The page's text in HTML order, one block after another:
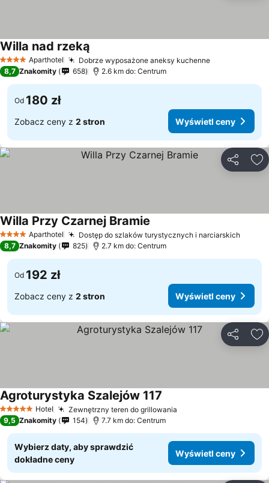
4 KategoriaAparthotel Dobrze wyposażone aneksy kuchenne
Willa nad rzeką
8,7 Znakomity 658 2.6 km do: Centrum
Od 180 zł
Zobacz ceny z 2 stron Wyświetl ceny
4 KategoriaAparthotel Dostęp do szlaków turystycznych i narciarskich
Willa Przy Czarnej Bramie
8,7 Znakomity 825 2.7 km do: Centrum
Od 192 zł
Zobacz ceny z 2 stron Wyświetl ceny
5 KategoriaHotel Zewnętrzny teren do grillowania
Agroturystyka Szalejów 117
9,5 Znakomity 154 7.7 km do: Centrum
Wybierz daty, aby sprawdzić
dokładne ceny
Wyświetl ceny